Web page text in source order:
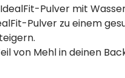
Pulver mit
Pulver zu einem
von Mehl in deinen